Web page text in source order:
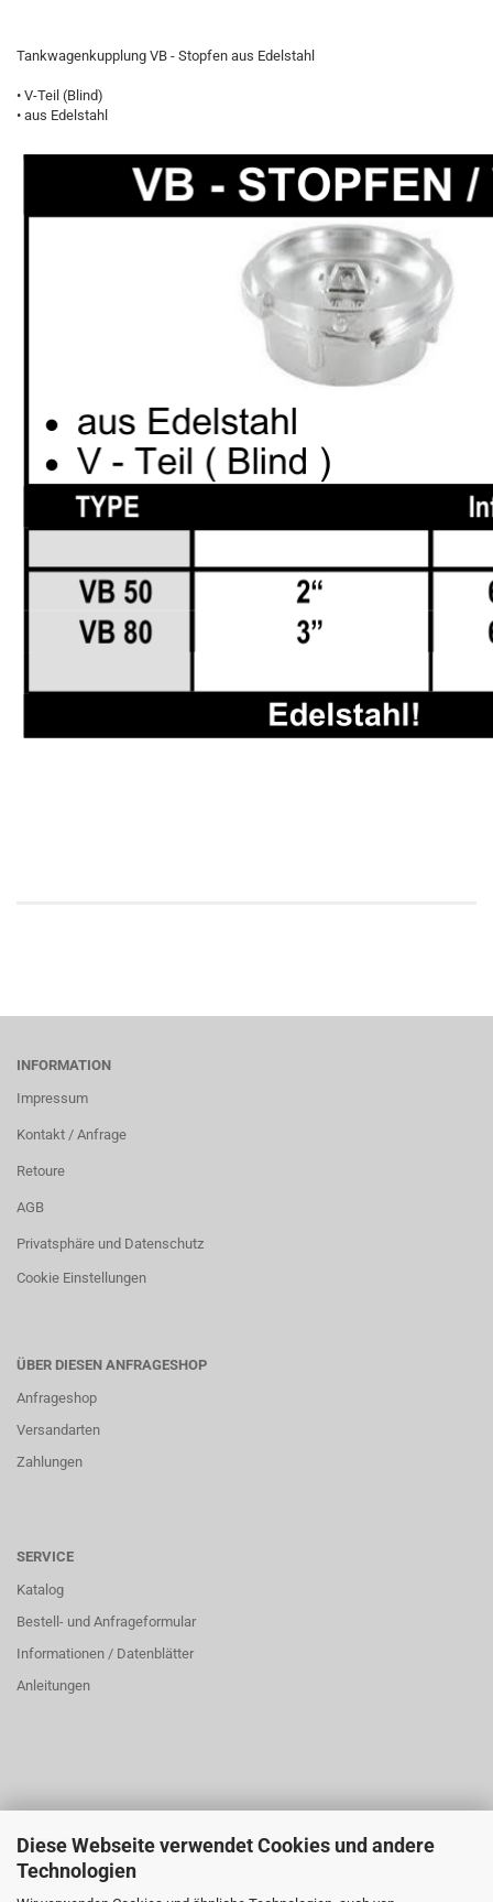
Diese Webseite verwendet Cookies und andere
Technologien
Tankwagenkupplung VB - Stopfen aus Edelstahl
• V-Teil (Blind)
• aus Edelstahl
INFORMATION
Impressum
Kontakt / Anfrage
Retoure
AGB
Privatsphäre und Datenschutz
Cookie Einstellungen
ÜBER DIESEN ANFRAGESHOP
Anfrageshop
Versandarten
Zahlungen
SERVICE
Katalog
Bestell- und Anfrageformular
Informationen / Datenblätter
Anleitungen
ÜBER UNS
Öffnungszeiten: